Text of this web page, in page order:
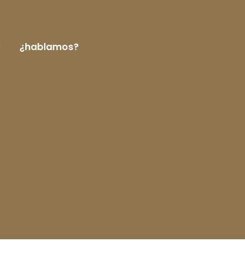
¿hablamos?